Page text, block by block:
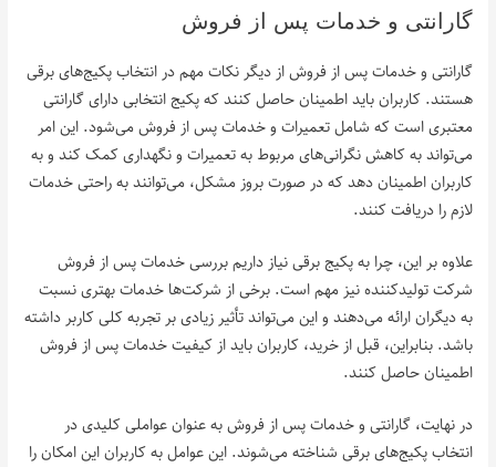
گارانتی و خدمات پس از فروش
گارانتی و خدمات پس از فروش از دیگر نکات مهم در انتخاب پکیج‌های برقی
هستند. کاربران باید اطمینان حاصل کنند که پکیج انتخابی دارای گارانتی
معتبری است که شامل تعمیرات و خدمات پس از فروش می‌شود. این امر
می‌تواند به کاهش نگرانی‌های مربوط به تعمیرات و نگهداری کمک کند و به
کاربران اطمینان دهد که در صورت بروز مشکل، می‌توانند به راحتی خدمات
لازم را دریافت کنند.
علاوه بر این، چرا به پکیج برقی نیاز داریم بررسی خدمات پس از فروش
شرکت تولیدکننده نیز مهم است. برخی از شرکت‌ها خدمات بهتری نسبت
به دیگران ارائه می‌دهند و این می‌تواند تأثیر زیادی بر تجربه کلی کاربر داشته
باشد. بنابراین، قبل از خرید، کاربران باید از کیفیت خدمات پس از فروش
اطمینان حاصل کنند.
در نهایت، گارانتی و خدمات پس از فروش به عنوان عواملی کلیدی در
انتخاب پکیج‌های برقی شناخته می‌شوند. این عوامل به کاربران این امکان را